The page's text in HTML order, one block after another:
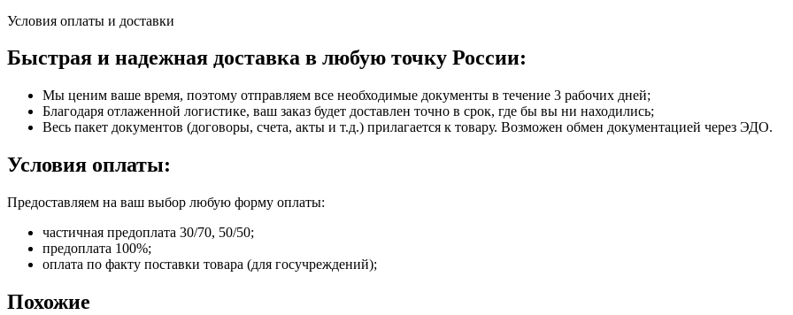
Условия оплаты и доставки
Быстрая и надежная доставка в любую точку России:
Мы ценим ваше время, поэтому отправляем все необходимые документы в течение 3 рабочих дней;
Благодаря отлаженной логистике, ваш заказ будет доставлен точно в срок, где бы вы ни находились;
Весь пакет документов (договоры, счета, акты и т.д.) прилагается к товару. Возможен обмен документацией через ЭДО.
Условия оплаты:
Предоставляем на ваш выбор любую форму оплаты:
частичная предоплата 30/70, 50/50;
предоплата 100%;
оплата по факту поставки товара (для госучреждений);
Похожие